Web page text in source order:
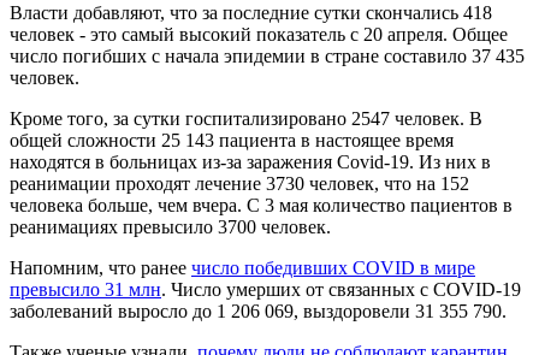
Власти добавляют, что за последние сутки скончались 418
человек - это самый высокий показатель с 20 апреля. Общее
число погибших с начала эпидемии в стране составило 37 435
человек.
Кроме того, за сутки госпитализировано 2547 человек. В
общей сложности 25 143 пациента в настоящее время
находятся в больницах из-за заражения Covid-19. Из них в
реанимации проходят лечение 3730 человек, что на 152
человека больше, чем вчера. С 3 мая количество пациентов в
реанимациях превысило 3700 человек.
Напомним, что ранее число победивших COVID в мире
превысило 31 млн. Число умерших от связанных с COVID-19
заболеваний выросло до 1 206 069, выздоровели 31 355 790.